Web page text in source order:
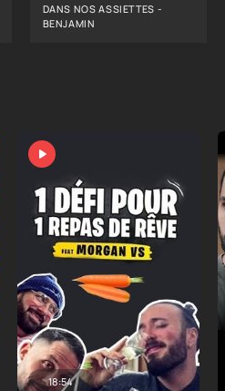
DANS NOS ASSIETTES -
BENJAMIN
18:54